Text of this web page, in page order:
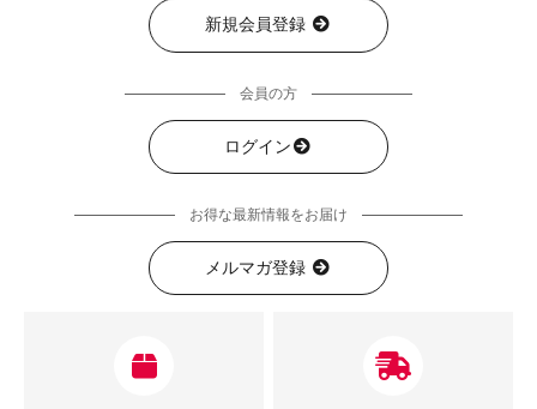
新規会員登録
会員の方
ログイン
お得な最新情報をお届け
メルマガ登録